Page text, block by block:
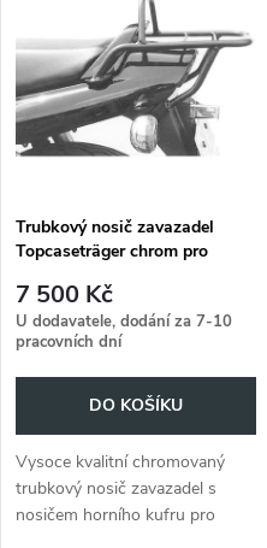
e
n
p
r
o
d
u
ý
p
i
s
p
r
o
d
u
Trubkový nosič zavazadel
Topcaseträger chrom pro
7 500 Kč
U dodavatele, dodání za 7-10
pracovních dní
DO KOŠÍKU
Vysoce kvalitní chromovaný
trubkový nosič zavazadel s
nosičem horního kufru pro